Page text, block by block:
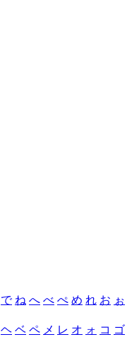
で ね へ べ ぺ め れ お ぉ
ヘ ベ ペ メ レ オ ォ コ ゴ